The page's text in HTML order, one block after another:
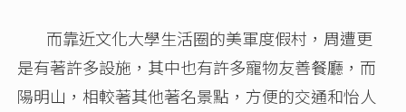
而靠近文化大學生活圈的美軍度假村，周遭更
是有著許多設施，其中也有許多寵物友善餐廳，而
陽明山，相較著其他著名景點，方便的交通和怡人